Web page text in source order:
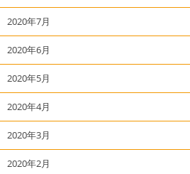
2020年7月
2020年6月
2020年5月
2020年4月
2020年3月
2020年2月